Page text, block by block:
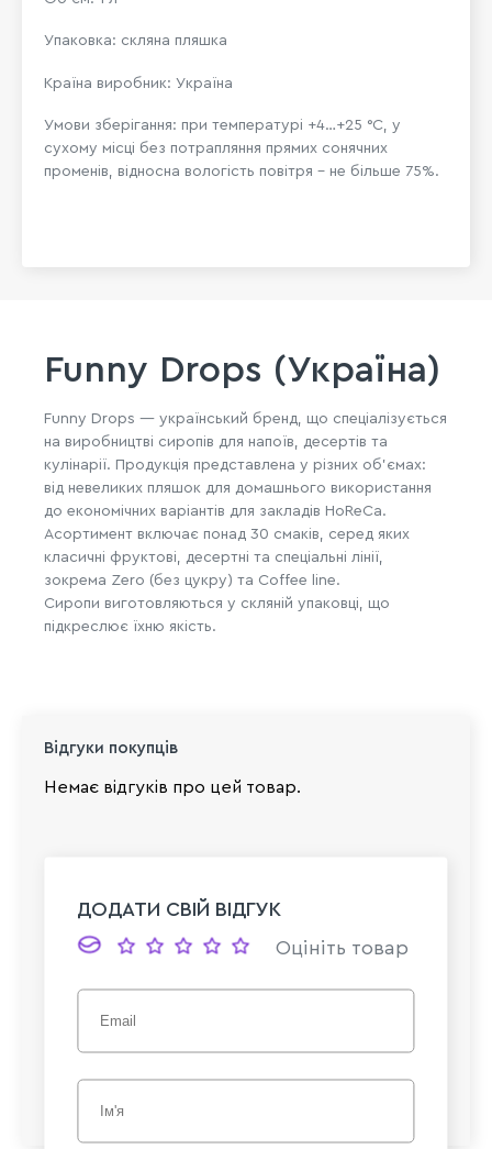
Упаковка: скляна пляшка
Країна виробник: Україна
Умови зберігання: при температурі +4…+25 °C, у
сухому місці без потрапляння прямих сонячних
променів, відносна вологість повітря – не більше 75%.
Funny Drops (Україна)
Funny Drops — український бренд, що спеціалізується
на виробництві сиропів для напоїв, десертів та
кулінарії. Продукція представлена у різних об’ємах:
від невеликих пляшок для домашнього використання
до економічних варіантів для закладів HoReCa.
Асортимент включає понад 30 смаків, серед яких
класичні фруктові, десертні та спеціальні лінії,
зокрема Zero (без цукру) та Coffee line.
Сиропи виготовляються у скляній упаковці, що
підкреслює їхню якість.
Відгуки покупців
Немає відгуків про цей товар.
ДОДАТИ СВІЙ ВІДГУК
Оцініть товар